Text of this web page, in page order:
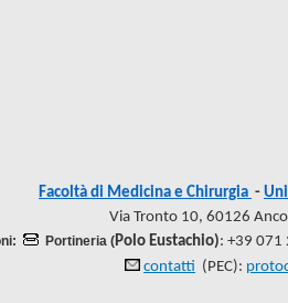
Facoltà di Medicina e Chirurgia -
Via Tronto 10, 60126
Portineria (Polo Eustachio): +39
contatti (PEC):